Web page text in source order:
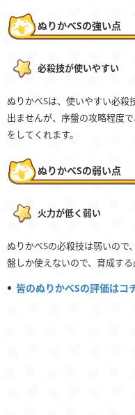
ぬりかべSの強い点
必殺技が使いやすい
ぬりかべSは、使いやすい必殺
出ませんが、序盤の攻略程度
をしてくれます。
ぬりかべSの弱い点
火力が低く弱い
ぬりかべSの必殺技は弱いので
盤しか使えないので、育成する
皆のぬりかべSの評価はコ